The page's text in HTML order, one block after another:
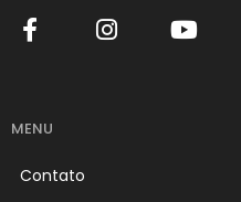
MENU
Contato